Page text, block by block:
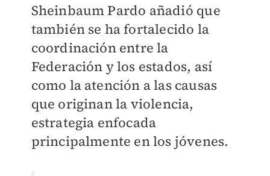
Sheinbaum Pardo añadió que
también se ha fortalecido la
coordinación entre la
Federación y los estados, así
como la atención a las causas
que originan la violencia,
estrategia enfocada
principalmente en los jóvenes.